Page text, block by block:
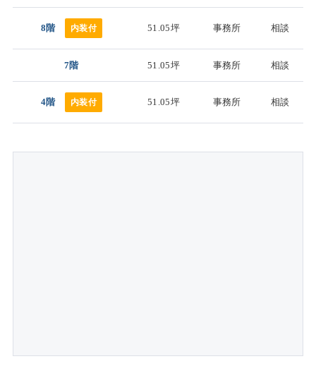
8階 内装付 51.05坪 事務所 相談
7階 51.05坪 事務所 相談
4階 内装付 51.05坪 事務所 相談